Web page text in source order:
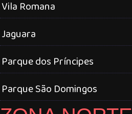
Vila Romana
Jaguara
Parque dos Príncipes
Parque São Domingos